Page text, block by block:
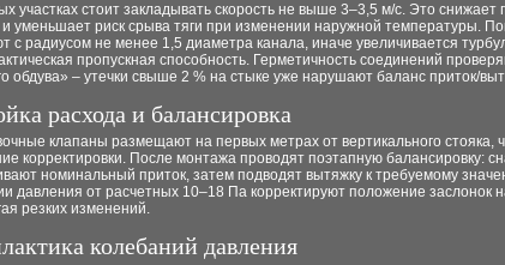
участках стоит закладывать скорость не выше 3–3,5 м/с. Это снижает
уменьшает риск срыва тяги при изменении наружной температуры.
с радиусом не менее 1,5 диаметра канала, иначе увеличивается
пропускная способность. Герметичность соединений
обдува» – утечки свыше 2 % на стыке уже нарушают баланс приток/
расхода и балансировка
клапаны размещают на первых метрах от вертикального стояка,
корректировки. После монтажа проводят поэтапную балансировку:
номинальный приток, затем подводят вытяжку к требуемому
давления от расчетных 10–18 Па корректируют положение заслонок
резких изменений.
колебаний давления